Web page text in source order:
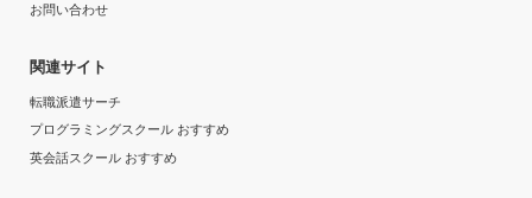
お問い合わせ
関連サイト
転職派遣サーチ
プログラミングスクール おすすめ
英会話スクール おすすめ